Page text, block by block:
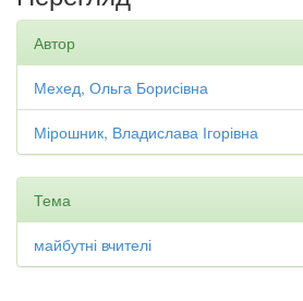
Автор
Мехед, Ольга Борисівна
Мірошник, Владислава Ігорівна
Тема
майбутні вчителі